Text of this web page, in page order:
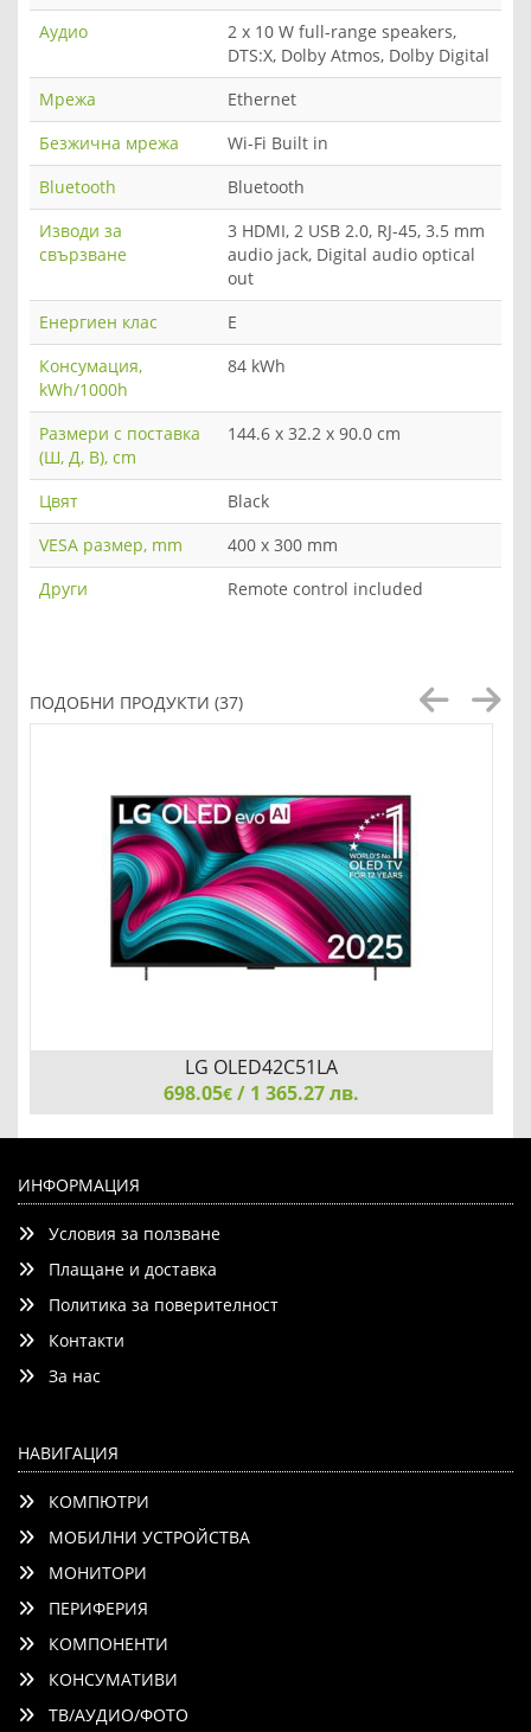
Аудио
2 x 10 W full-range speakers,
DTS:X, Dolby Atmos, Dolby Digital
Мрежа
Ethernet
Безжична мрежа
Wi-Fi Built in
Bluetooth
Bluetooth
Изводи за
свързване
3 HDMI, 2 USB 2.0, RJ-45, 3.5 mm
audio jack, Digital audio optical
out
Енергиен клас
E
Консумация,
kWh/1000h
84 kWh
Размери с поставка
(Ш, Д, В), cm
144.6 x 32.2 x 90.0 cm
Цвят
Black
VESA размер, mm
400 x 300 mm
Други
Remote control included
ПОДОБНИ ПРОДУКТИ (37)
DVB-C/T2/S2, Full Cinema Screnn, Alpha 9 AI 4K Gen8,
120Hz Native (VRR 144Hz), ThinQ AI, HDR10, VRR, NVIDIA
G-SYNC, AMD FreeSync, Dolby Vision, Dolby Atmos, W
LG OLED42C51LA
698.05€ / 1 365.27 лв.
ИНФОРМАЦИЯ
Условия за ползване
Плащане и доставка
Политика за поверителност
Контакти
За нас
НАВИГАЦИЯ
КОМПЮТРИ
МОБИЛНИ УСТРОЙСТВА
МОНИТОРИ
ПЕРИФЕРИЯ
КОМПОНЕНТИ
КОНСУМАТИВИ
ТВ/АУДИО/ФОТО